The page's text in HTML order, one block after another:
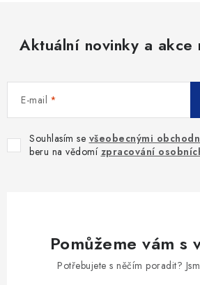
Aktuální novinky a akce
E-mail
Souhlasím se všeobecnými
beru na vědomí zpracování
Pomůžeme vám s
Potřebujete s něčím poradit?